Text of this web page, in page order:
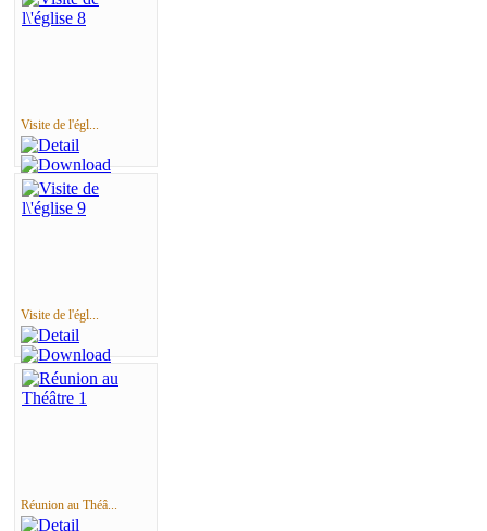
Visite de l'égl...
Visite de l'égl...
Réunion au Théâ...